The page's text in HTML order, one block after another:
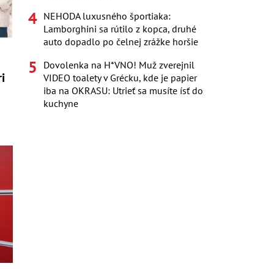
NEHODA luxusného športiaka:
Lamborghini sa rútilo z kopca, druhé
auto dopadlo po čelnej zrážke horšie
Dovolenka na H*VNO! Muž zverejnil
VIDEO toalety v Grécku, kde je papier
iba na OKRASU: Utrieť sa musíte ísť do
kuchyne